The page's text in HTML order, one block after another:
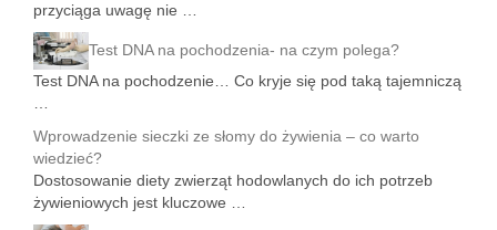
przyciąga uwagę nie …
Test DNA na pochodzenia- na czym polega?
Test DNA na pochodzenie… Co kryje się pod taką tajemniczą
Wprowadzenie sieczki ze słomy do żywienia – co warto
wiedzieć?
Dostosowanie diety zwierząt hodowlanych do ich potrzeb
żywieniowych jest kluczowe …